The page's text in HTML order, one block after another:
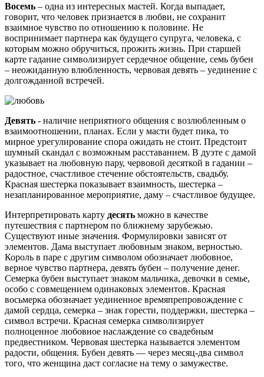
Восемь – одна из интересных мастей. Когда выпадает,
говорит, что человек признается в любви, не сохранит
взаимное чувство по отношению к половине. Не
воспринимает партнера как будущего супруга, человека, с
которым можно обручиться, прожить жизнь. При старшей
карте гадание символизирует сердечное общение, семь бубен
– неожиданную влюбленность, червовая девять – уединение с
долгожданной встречей.
Девять - наличие неприятного общения с возлюбленным о
взаимоотношении, планах. Если у масти будет пика, то
мирное урегулирование спора ожидать не стоит. Предстоит
шумный скандал с возможным расставанием. В дуэте с дамой
указывает на любовную пару, червовой десяткой в гадании –
радостное, счастливое стечение обстоятельств, свадьбу.
Красная шестерка показывает взаимность, шестерка –
незапланированное мероприятие, даму – счастливое будущее.
Интерпретировать карту десять можно в качестве
путешествия с партнером по ближнему зарубежью.
Существуют иные значения. Формулировки зависят от
элементов. Дама выступает любовным знаком, верностью.
Король в паре с другим символом обозначает любовное,
верное чувство партнера, девять бубен – получение денег.
Семерка бубен выступает знаком мальчика, девочки в семье,
особо с совмещением одинаковых элементов. Красная
восьмерка обозначает уединенное времяпрепровождение с
дамой сердца, семерка – знак горести, поддержки, шестерка –
символ встречи. Красная семерка символизирует
полноценное любовное наслаждение со свадебным
предвестником. Червовая шестерка называется элементом
радости, общения. Бубен девять — через месяц-два символ
того, что женщина даст согласие на тему о замужестве.